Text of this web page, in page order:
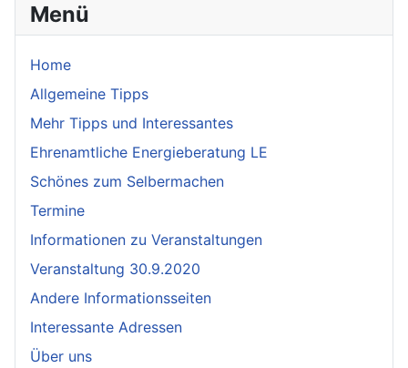
Menü
Home
Allgemeine Tipps
Mehr Tipps und Interessantes
Ehrenamtliche Energieberatung LE
Schönes zum Selbermachen
Termine
Informationen zu Veranstaltungen
Veranstaltung 30.9.2020
Andere Informationsseiten
Interessante Adressen
Über uns